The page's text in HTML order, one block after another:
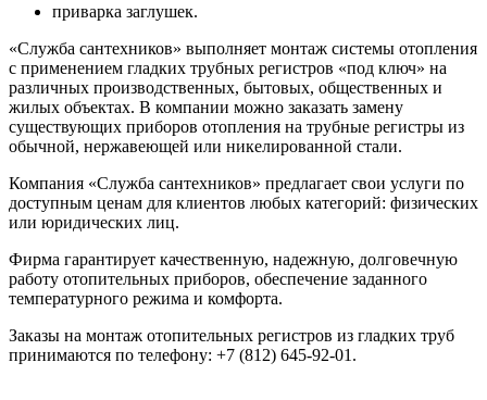
приварка заглушек.
«Служба сантехников» выполняет монтаж системы отопления
с применением гладких трубных регистров «под ключ» на
различных производственных, бытовых, общественных и
жилых объектах. В компании можно заказать замену
существующих приборов отопления на трубные регистры из
обычной, нержавеющей или никелированной стали.
Компания «Служба сантехников» предлагает свои услуги по
доступным ценам для клиентов любых категорий: физических
или юридических лиц.
Фирма гарантирует качественную, надежную, долговечную
работу отопительных приборов, обеспечение заданного
температурного режима и комфорта.
Заказы на монтаж отопительных регистров из гладких труб
принимаются по телефону: +7 (812) 645-92-01.